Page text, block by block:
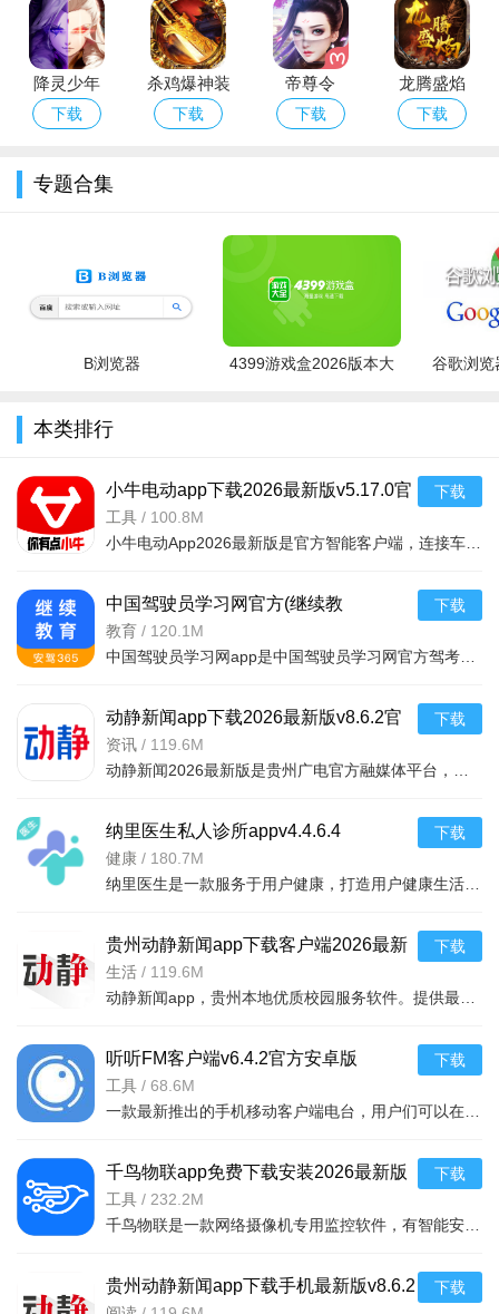
职业系统：六大经典职业登场，各职业具备独特技能与定
冒险探索：在复刻的端游经典场景中自由探索，完成主线、
支线任务，解锁世界观剧情;
斗、金币大作战四种随机模式;
限时活动：定期推出双旦庆典、欢乐大富翁等特色活动，提
副本挑战：包含单人副本、组队副本等多种类型，掉落装
备、材料等核心资源。
维度。
社交与装扮：支持自由装扮系统，玩家可自定义角色外观;包
限珍珠
降灵少年
（BT版）
下载
杀鸡爆神装
下载
帝尊令
下载
龙腾盛焰
下载
专题合集
B浏览器
4399游戏盒2026版本大
谷歌浏览
本类排行
小牛电动app下载2026最新版v5.17.0官
方版
工具 / 100.8M
下载
中国驾驶员学习网官方(继续教
育)appV2.8.95安卓版
教育 / 120.1M
下载
动静新闻app下载2026最新版v8.6.2官
方版
资讯 / 119.6M
下载
纳里医生私人诊所appv4.4.6.4
健康 / 180.7M
下载
贵州动静新闻app下载客户端2026最新
版v8.6.2官方最新安卓版
生活 / 119.6M
下载
听听FM客户端v6.4.2官方安卓版
工具 / 68.6M
下载
千鸟物联app免费下载安装2026最新版
本v7.0.0手机版
工具 / 232.2M
下载
贵州动静新闻app下载手机最新版v8.6.2
下载